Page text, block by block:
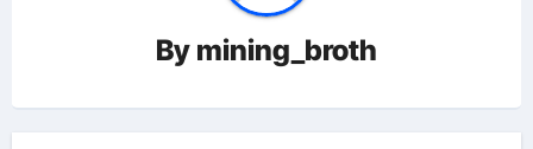
By mining_broth